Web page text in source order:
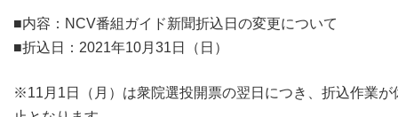
■内容：NCV番組ガイド新聞折込日の変更について
■折込日：2021年10月31日（日）
※11月1日（月）は衆院選投開票の翌日につき、折込作業が